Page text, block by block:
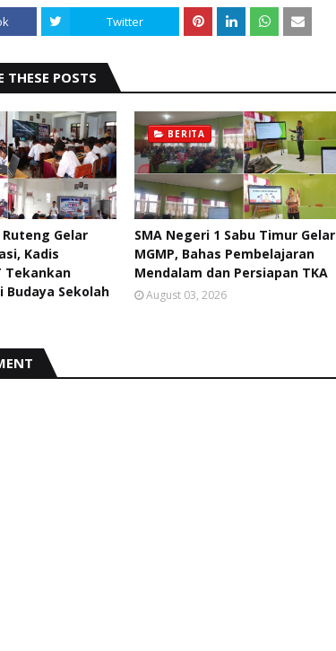
Twitter
POSTS
Ruteng Gelar
Kadis
Tekankan
Sekolah
BERITA
SMA Negeri 1 Sabu Timur Gelar
MGMP, Bahas Pembelajaran
Mendalam dan Persiapan TKA
August 03, 2026